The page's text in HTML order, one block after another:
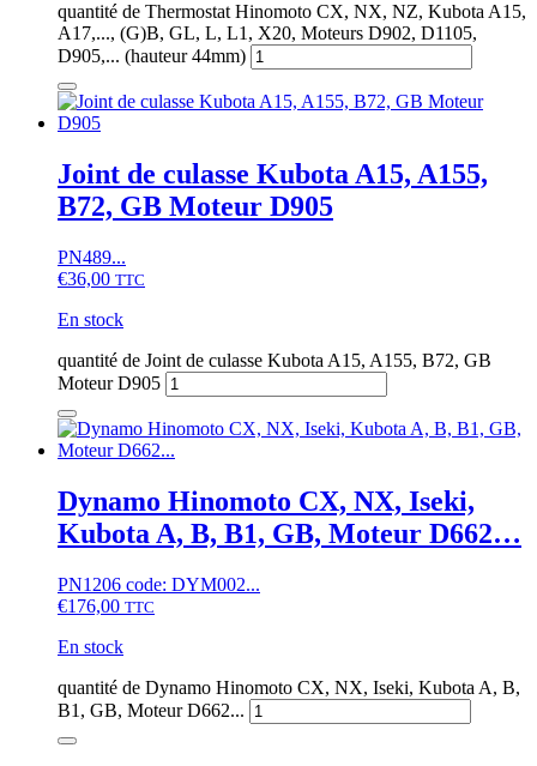
quantité de Thermostat Hinomoto CX, NX, NZ, Kubota A15,
A17,..., (G)B, GL, L, L1, X20, Moteurs D902, D1105,
D905,... (hauteur 44mm)
Joint de culasse Kubota A15, A155,
B72, GB Moteur D905
PN489...
€36,00 TTC
En stock
quantité de Joint de culasse Kubota A15, A155, B72, GB
Moteur D905
Dynamo Hinomoto CX, NX, Iseki,
Kubota A, B, B1, GB, Moteur D662…
PN1206 code: DYM002...
€176,00 TTC
En stock
quantité de Dynamo Hinomoto CX, NX, Iseki, Kubota A, B,
B1, GB, Moteur D662...